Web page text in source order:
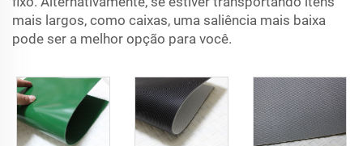
mais largos, como caixas, uma saliência mais baixa
pode ser a melhor opção para você.